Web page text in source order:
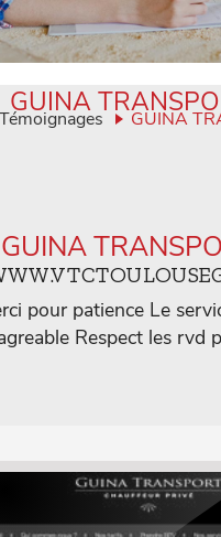
Témoignages GUINA
GUINA
GUINA
pour patience Le
Respect les rvd